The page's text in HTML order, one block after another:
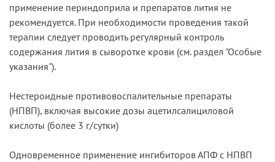
применение периндоприла и препаратов лития не
рекомендуется. При необходимости проведения такой
терапии следует проводить регулярный контроль
содержания лития в сыворотке крови (см. раздел "Особые
указания").
Нестероидные противовоспалительные препараты
(НПВП), включая высокие дозы ацетилсалициловой
кислоты (более 3 г/сутки)
Одновременное применение ингибиторов АПФ с НПВП